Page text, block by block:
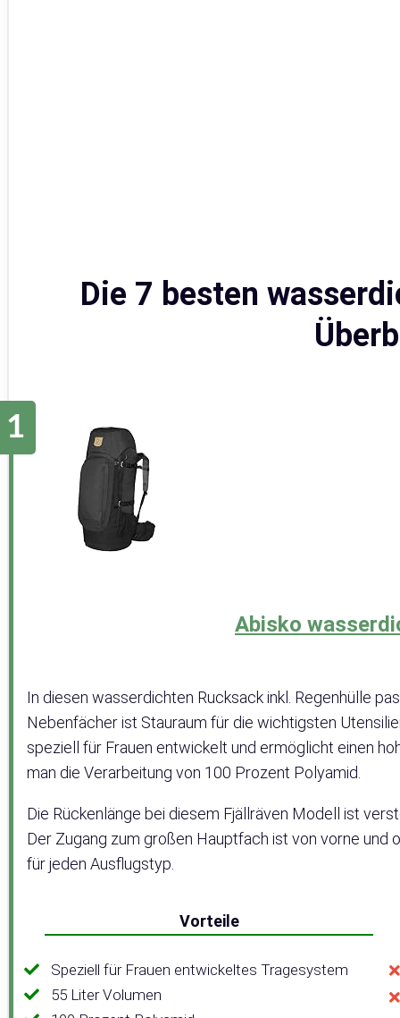
Die 7 besten
Abisko
In diesen wasserdichten Rucksack inkl. Regenhülle
Nebenfächer ist Stauraum für die wichtigsten
speziell für Frauen entwickelt und ermöglicht einen
man die Verarbeitung von 100 Prozent Polyamid.
Die Rückenlänge bei diesem Fjällräven Modell ist
Der Zugang zum großen Hauptfach ist von vorne und
für jeden Ausflugstyp.
Vorteile
Speziell für Frauen entwickeltes Tragesystem
55 Liter Volumen